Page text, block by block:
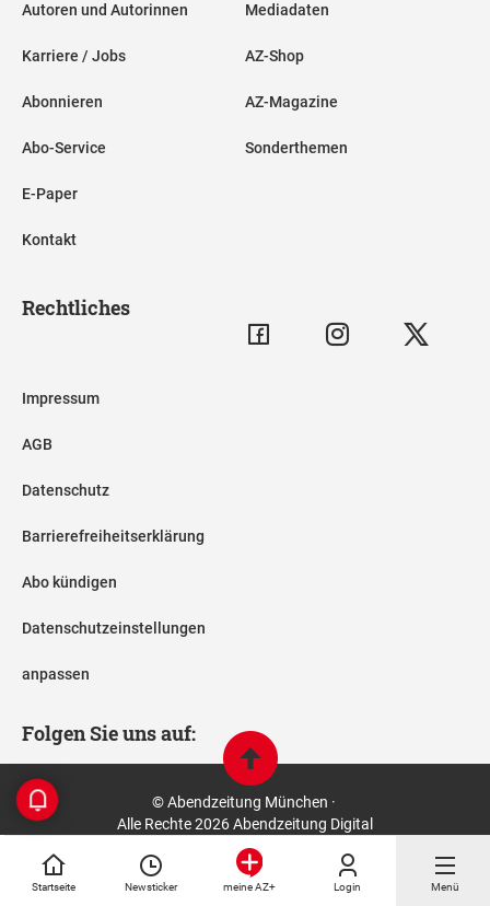
Startseite Newsticker meine AZ+ Login Menü
Autoren und Autorinnen
Karriere / Jobs
Abonnieren
Abo-Service
E-Paper
Kontakt
Mediadaten
AZ-Shop
AZ-Magazine
Sonderthemen
Rechtliches
Impressum
AGB
Datenschutz
Barrierefreiheitserklärung
Abo kündigen
Datenschutzeinstellungen
anpassen
Folgen Sie uns auf:
© Abendzeitung München ·
Alle Rechte 2026 Abendzeitung Digital